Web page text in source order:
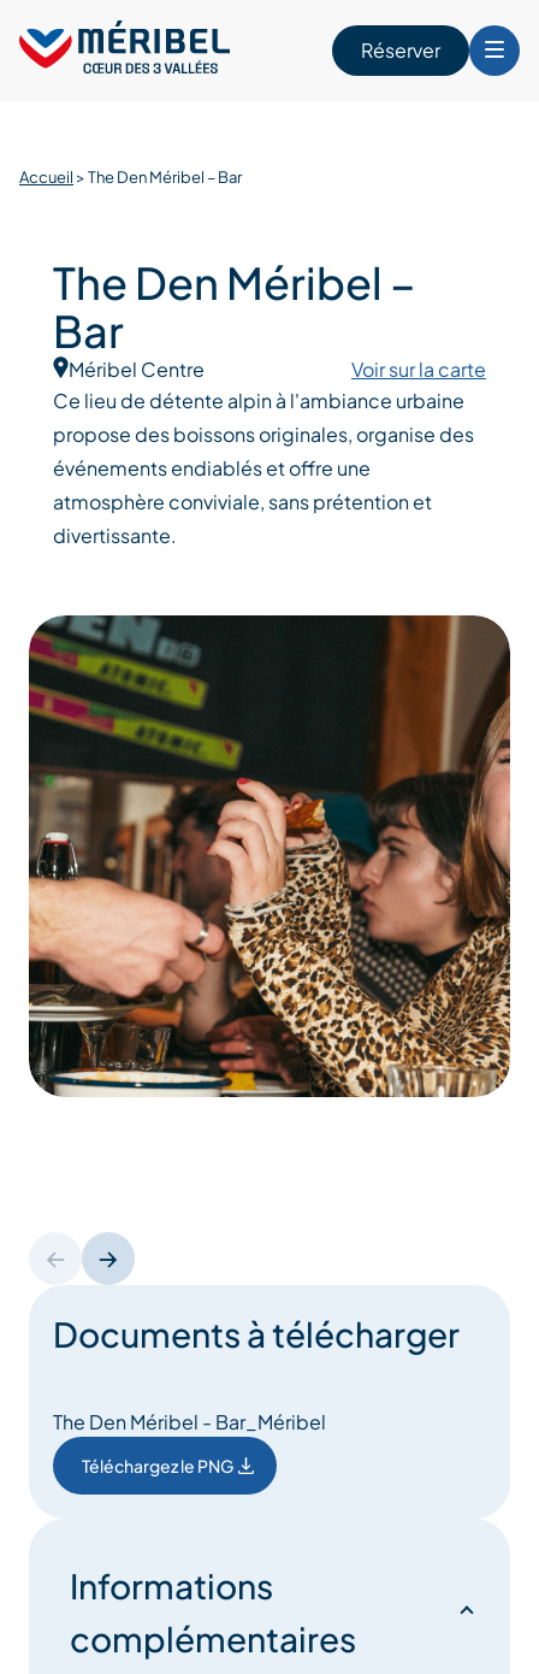
content
Réserver
Accueil >The Den Méribel – Bar
Documents à télécharger
The Den Méribel - Bar_Méribel
Téléchargez le PNG
Informations
complémentaires
The Den Méribel –
Bar
Méribel Centre
Voir sur la carte
Ce lieu de détente alpin à l'ambiance urbaine
propose des boissons originales, organise des
événements endiablés et offre une
atmosphère conviviale, sans prétention et
divertissante.